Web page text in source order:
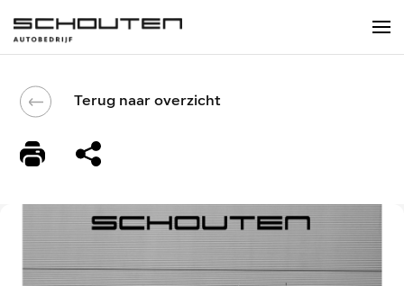
Terug naar overzicht